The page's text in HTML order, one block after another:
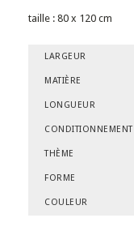
taille : 80 x 120 cm
LARGEUR
MATIÈRE
LONGUEUR
CONDITIONNEMENT
THÈME
FORME
COULEUR